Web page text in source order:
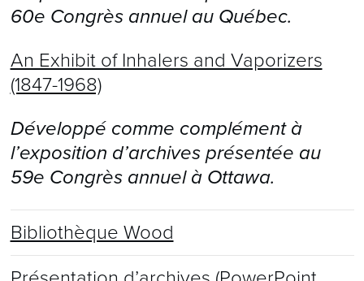
60e Congrès annuel au Québec.
An Exhibit of Inhalers and Vaporizers
(1847-1968)
Développé comme complément à
l’exposition d’archives présentée au
59e Congrès annuel à Ottawa.
Bibliothèque Wood